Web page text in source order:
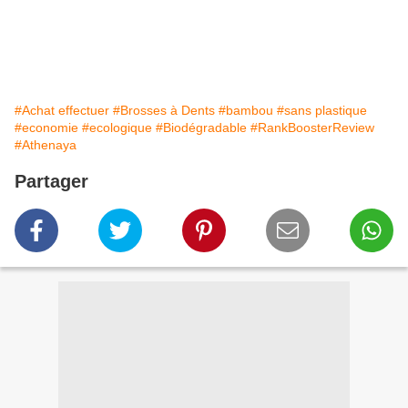
#Achat effectuer #Brosses à Dents #bambou #sans plastique
#economie #ecologique #Biodégradable #RankBoosterReview
#Athenaya
Partager